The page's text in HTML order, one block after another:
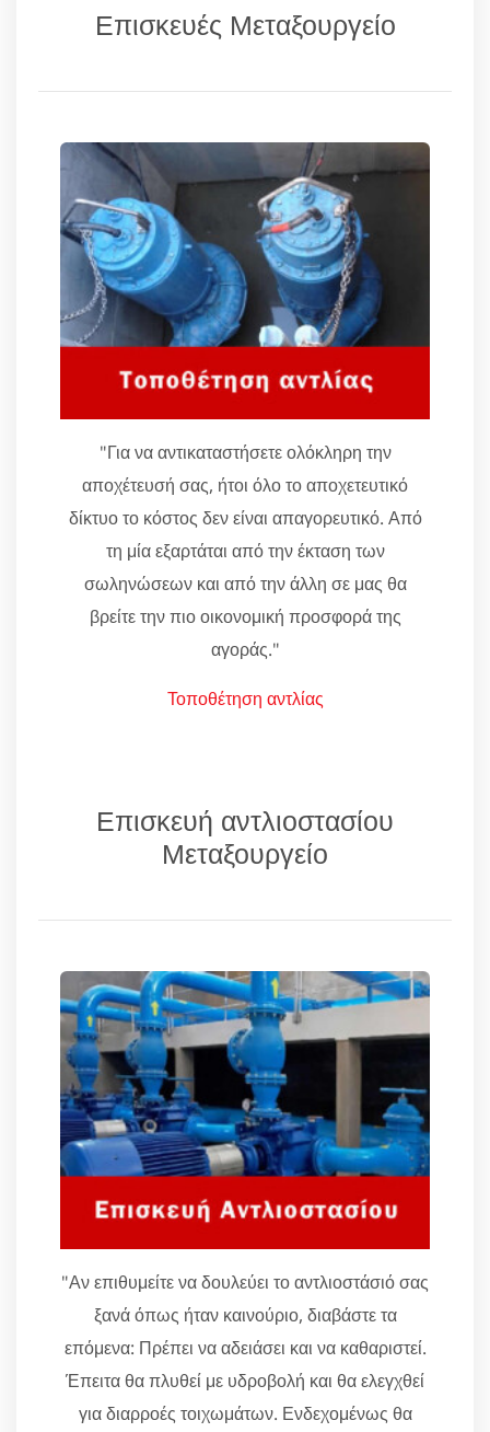
Επισκευές Μεταξουργείο
"Για να αντικαταστήσετε ολόκληρη την
αποχέτευσή σας, ήτοι όλο το αποχετευτικό
δίκτυο το κόστος δεν είναι απαγορευτικό. Από
τη μία εξαρτάται από την έκταση των
σωληνώσεων και από την άλλη σε μας θα
βρείτε την πιο οικονομική προσφορά της
αγοράς."
Τοποθέτηση αντλίας
Επισκευή αντλιοστασίου
Μεταξουργείο
"Αν επιθυμείτε να δουλεύει το αντλιοστάσιό σας
ξανά όπως ήταν καινούριο, διαβάστε τα
επόμενα: Πρέπει να αδειάσει και να καθαριστεί.
Έπειτα θα πλυθεί με υδροβολή και θα ελεγχθεί
για διαρροές τοιχωμάτων. Ενδεχομένως θα